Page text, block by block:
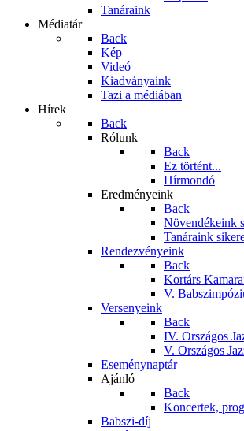
Tanáraink
Médiatár
Back
Kép
Videó
Kiadványaink
Tazi a médiában
Hírek
Back
Rólunk
Back
Ez történt...
Hírmondó
Eredményeink
Back
Növendékeink
Tanáraink
Rendezvényeink
Back
Kortárs
V.
Versenyeink
Back
IV. Országos
V. Országos
Eseménynaptár
Ajánló
Back
Koncertek,
Babszi-díj